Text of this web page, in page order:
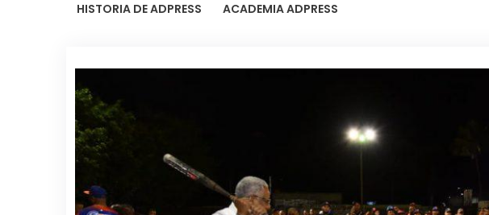
HISTORIA DE ADPRESS
ACADEMIA ADPRESS